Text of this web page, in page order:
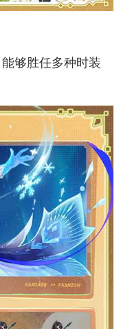
够胜任多种时装